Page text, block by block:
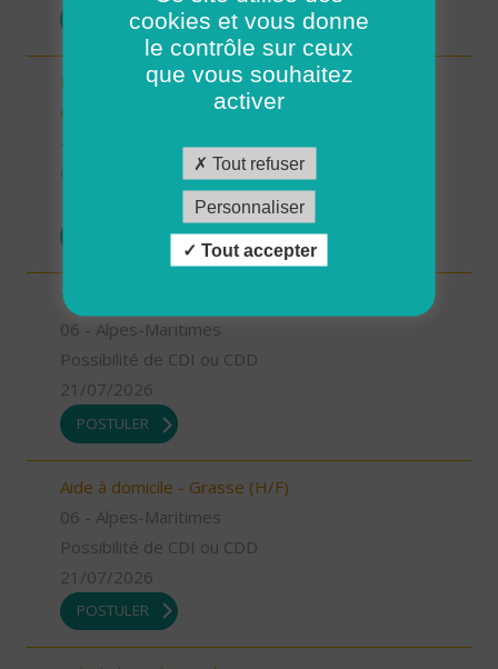
POSTULER
Responsable de secteur sur Noyers sur Cher -
CDD 2 mois Temps Plein (H/F)
41 - Loir-et-Cher
Technicien Intervention Social et Familiale (H/F)
06 - Alpes-Maritimes
Possibilité de CDI ou CDD
21/07/2026
POSTULER
Aide à domicile - Grasse (H/F)
06 - Alpes-Maritimes
Possibilité de CDI ou CDD
21/07/2026
POSTULER
cookies et vous donne
le contrôle sur ceux
que vous souhaitez
activer
Tout refuser
Personnaliser
Tout accepter